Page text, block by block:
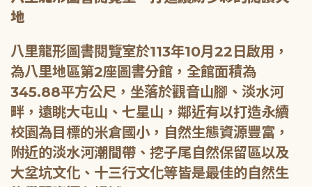
地
八里龍形圖書閱覽室於113年10月22日啟用，
為八里地區第2座圖書分館，全館面積為
345.88平方公尺，坐落於觀音山腳、淡水河
畔，遠眺大屯山、七星山，鄰近有以打造永續
校園為目標的米倉國小，自然生態資源豐富，
附近的淡水河潮間帶、挖子尾自然保留區以及
大坌坑文化、十三行文化等皆是最佳的自然生